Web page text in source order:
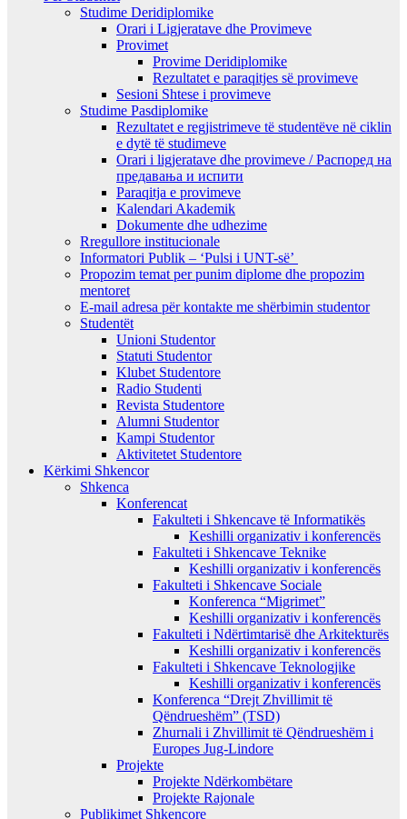
Studime Deridiplomike
Orari i Ligjeratave dhe Provimeve
Provimet
Provime Deridiplomike
Rezultatet e paraqitjes së provimeve
Sesioni Shtese i provimeve
Studime Pasdiplomike
Rezultatet e regjistrimeve të studentëve në ciklin
e dytë të studimeve
Orari i ligjeratave dhe provimeve / Распоред на
предавањa и испити
Paraqitja e provimeve
Kalendari Akademik
Dokumente dhe udhezime
Rregullore institucionale
Informatori Publik – ‘Pulsi i UNT-së’
Propozim temat per punim diplome dhe propozim
mentoret
E-mail adresa për kontakte me shërbimin studentor
Studentët
Unioni Studentor
Statuti Studentor
Klubet Studentore
Radio Studenti
Revista Studentore
Alumni Studentor
Kampi Studentor
Aktivitetet Studentore
Kërkimi Shkencor
Shkenca
Konferencat
Fakulteti i Shkencave të Informatikës
Keshilli organizativ i konferencës
Fakulteti i Shkencave Teknike
Keshilli organizativ i konferencës
Fakulteti i Shkencave Sociale
Konferenca “Migrimet”
Keshilli organizativ i konferencës
Fakulteti i Ndërtimtarisë dhe Arkitekturës
Keshilli organizativ i konferencës
Fakulteti i Shkencave Teknologjike
Keshilli organizativ i konferencës
Konferenca “Drejt Zhvillimit të
Qëndrueshëm” (TSD)
Zhurnali i Zhvillimit të Qëndrueshëm i
Europes Jug-Lindore
Projekte
Projekte Ndërkombëtare
Projekte Rajonale
Publikimet Shkencore